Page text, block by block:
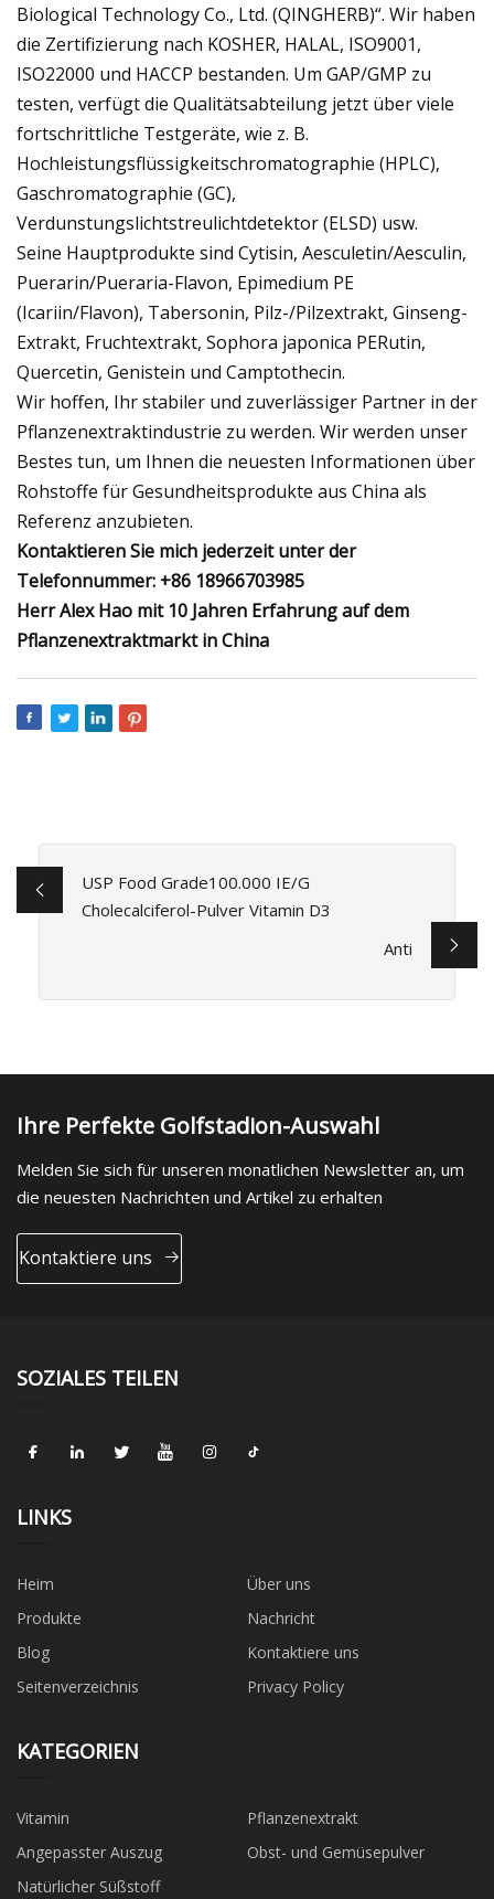
Biological Technology Co., Ltd. (QINGHERB)“. Wir haben
die Zertifizierung nach KOSHER, HALAL, ISO9001,
ISO22000 und HACCP bestanden. Um GAP/GMP zu
testen, verfügt die Qualitätsabteilung jetzt über viele
fortschrittliche Testgeräte, wie z. B.
Hochleistungsflüssigkeitschromatographie (HPLC),
Gaschromatographie (GC),
Verdunstungslichtstreulichtdetektor (ELSD) usw.
Seine Hauptprodukte sind Cytisin, Aesculetin/Aesculin,
Puerarin/Pueraria-Flavon, Epimedium PE
(Icariin/Flavon), Tabersonin, Pilz-/Pilzextrakt, Ginseng-
Extrakt, Fruchtextrakt, Sophora japonica PERutin,
Quercetin, Genistein und Camptothecin.
Wir hoffen, Ihr stabiler und zuverlässiger Partner in der
Pflanzenextraktindustrie zu werden. Wir werden unser
Bestes tun, um Ihnen die neuesten Informationen über
Rohstoffe für Gesundheitsprodukte aus China als
Referenz anzubieten.
Kontaktieren Sie mich jederzeit unter der
Telefonnummer: +86 18966703985
Herr Alex Hao mit 10 Jahren Erfahrung auf dem
Pflanzenextraktmarkt in China
USP Food Grade100.000 IE/G
Cholecalciferol-Pulver Vitamin D3
Anti
Ihre Perfekte Golfstadion-Auswahl
Melden Sie sich für unseren monatlichen Newsletter an, um
die neuesten Nachrichten und Artikel zu erhalten
Kontaktiere uns
SOZIALES TEILEN
LINKS
Heim
Über uns
Produkte
Nachricht
Blog
Kontaktiere uns
Seitenverzeichnis
Privacy Policy
KATEGORIEN
Vitamin
Pflanzenextrakt
Angepasster Auszug
Obst- und Gemüsepulver
Natürlicher Süßstoff